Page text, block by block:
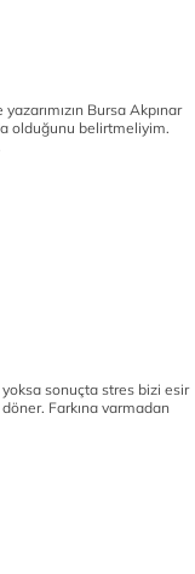
Bursa Akpınar
olduğunu belirtmeliyim.
yoksa sonuçta stres bizi esir
Farkına varmadan